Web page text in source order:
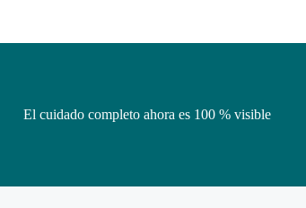
El cuidado completo ahora es 100 % visible